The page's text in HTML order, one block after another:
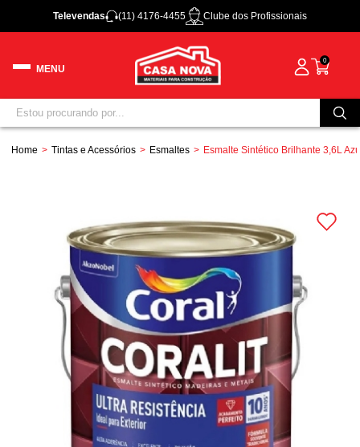
Televendas (11) 4176-4455 Clube dos Profissionais
0
Home Tintas e Acessórios Esmaltes Esmalte Sintético Brilhante 3,6L